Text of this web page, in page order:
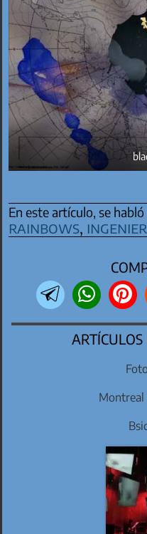
En este artículo, se habló
rainbows,
Montreal